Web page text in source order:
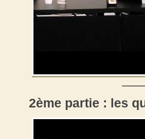
2ème partie : les